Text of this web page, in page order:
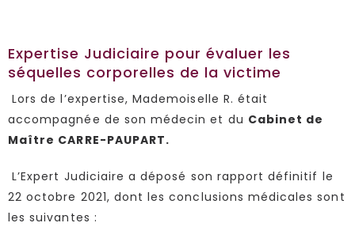
Expertise Judiciaire pour évaluer les
séquelles corporelles de la victime
Lors de l’expertise, Mademoiselle R. était
accompagnée de son médecin et du Cabinet de
Maître CARRE-PAUPART.
L’Expert Judiciaire a déposé son rapport définitif le
22 octobre 2021, dont les conclusions médicales sont
les suivantes :